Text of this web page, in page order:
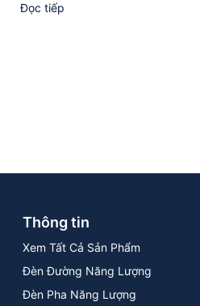
Đọc tiếp
Thông tin
Xem Tất Cả Sản Phẩm
Đèn Đường Năng Lượng
Đèn Pha Năng Lượng